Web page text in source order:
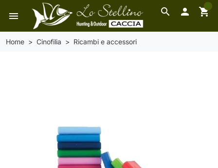
search
menu  shopping_cart
0
Home Cinofilia Ricambi e accessori